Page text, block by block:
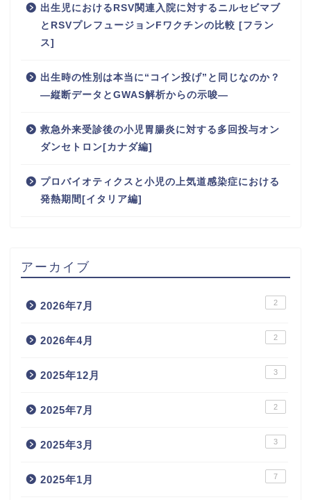
出生児におけるRSV関連入院に対するニルセビマブ
とRSVプレフュージョンFワクチンの比較 [フラン
ス]
出生時の性別は本当に“コイン投げ”と同じなのか？
―縦断データとGWAS解析からの示唆―
救急外来受診後の小児胃腸炎に対する多回投与オン
ダンセトロン[カナダ編]
プロバイオティクスと小児の上気道感染症における
発熱期間[イタリア編]
アーカイブ
2026年7月 2
2026年4月 2
2025年12月 3
2025年7月 2
2025年3月 3
2025年1月 7